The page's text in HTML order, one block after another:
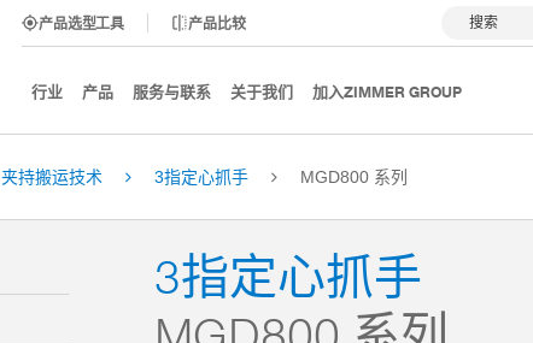
产品选型工具 产品比较 搜索
行业 产品 服务与联系 关于我们 加入ZIMMER GROUP
夹持搬运技术 3指定心抓手 MGD800 系列
3指定心抓手
MGD800 系列